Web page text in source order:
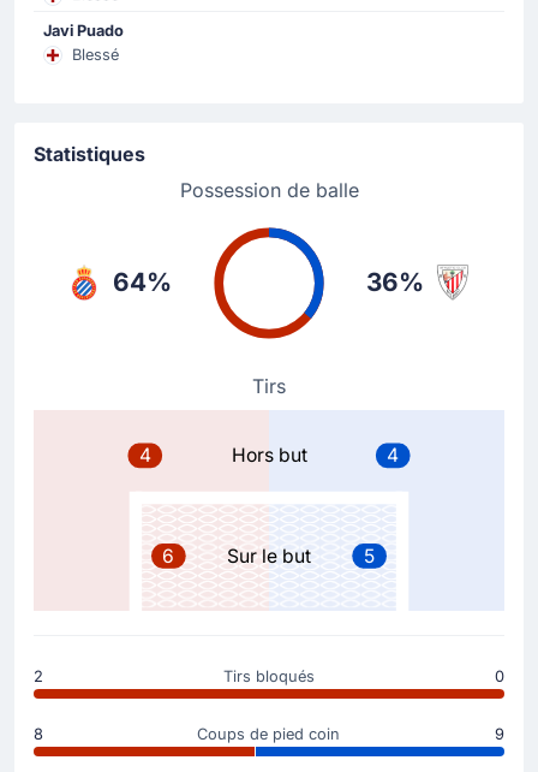
Athletic Bilbao effectue son deuxième changement avec
63'
Jofre Carreras
Ruben Sanchez a été remplacé par Jofre Carreras.
Changement de joueur
Pere Milla remplace Antoniu Roca pour Espanyol
Yeray
Remplacement de Dani Vivian par Yeray.
Javi Puado
Blessé
Statistiques
Possession de balle
64% 36%
Tirs
4 Hors but 4
6 Sur le but 5
2 Tirs bloqués 0
8 Coups de pied coin 9